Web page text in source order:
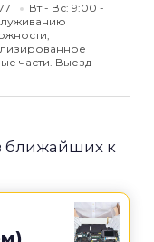
Вт - Вс: 9:00 -
части. Выезд
ближайших к